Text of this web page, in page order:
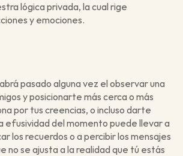
lógica privada, la cual rige
y emociones.
pasado alguna vez el observar una
y posicionarte más cerca o más
por tus creencias, o incluso darte
efusividad del momento puede llevar a
los recuerdos o a percibir los mensajes
no se ajusta a la realidad que tú estás